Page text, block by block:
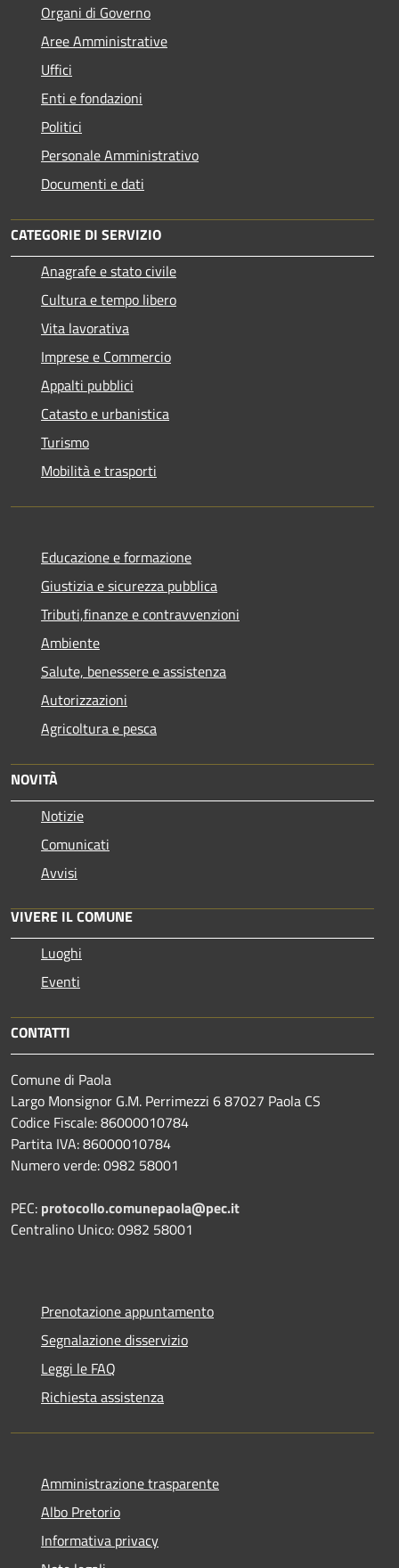
Organi di Governo
Aree Amministrative
Uffici
Enti e fondazioni
Politici
Personale Amministrativo
Documenti e dati
CATEGORIE DI SERVIZIO
Anagrafe e stato civile
Cultura e tempo libero
Vita lavorativa
Imprese e Commercio
Appalti pubblici
Catasto e urbanistica
Turismo
Mobilità e trasporti
Educazione e formazione
Giustizia e sicurezza pubblica
Tributi,finanze e contravvenzioni
Ambiente
Salute, benessere e assistenza
Autorizzazioni
Agricoltura e pesca
NOVITÀ
Notizie
Comunicati
Avvisi
VIVERE IL COMUNE
Luoghi
Eventi
CONTATTI
Comune di Paola
Largo Monsignor G.M. Perrimezzi 6 87027 Paola CS
Codice Fiscale: 86000010784
Partita IVA: 86000010784
Numero verde: 0982 58001
PEC: protocollo.comunepaola@pec.it
Centralino Unico: 0982 58001
Prenotazione appuntamento
Segnalazione disservizio
Leggi le FAQ
Richiesta assistenza
Amministrazione trasparente
Albo Pretorio
Informativa privacy